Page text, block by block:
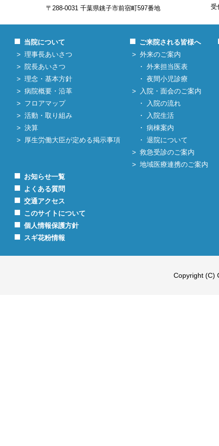
〒288-0031 千葉県銚子市前宿町597番地 受
当院について
理事長あいさつ
院長あいさつ
理念・基本方針
病院概要・沿革
フロアマップ
活動・取り組み
決算
厚生労働大臣が定める掲示事項
ご来院される皆様へ
外来のご案内
外来担当医表
夜間小児診療
入院・面会のご案内
入院の流れ
入院生活
病棟案内
退院について
救急受診のご案内
地域医療連携のご案内
お知らせ一覧
よくある質問
交通アクセス
このサイトについて
個人情報保護方針
スギ花粉情報
Copyright (C)